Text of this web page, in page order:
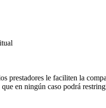
prestadores le faciliten la
en ningún caso podrá